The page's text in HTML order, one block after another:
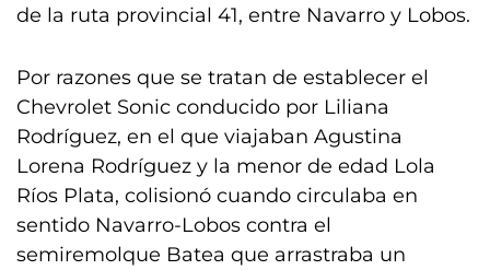
de la ruta provincial 41, entre Navarro y Lobos.
Por razones que se tratan de establecer el
Chevrolet Sonic conducido por Liliana
Rodríguez, en el que viajaban Agustina
Lorena Rodríguez y la menor de edad Lola
Ríos Plata, colisionó cuando circulaba en
sentido Navarro-Lobos contra el
semiremolque Batea que arrastraba un